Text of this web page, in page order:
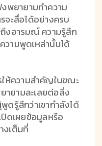
พยายามทำความ
จะสื่อได้อย่างครบ
งอารมณ์ ความรู้สึก
วามพูดเหล่านั้นได้
ให้ความสำคัญในขณะ
ยามละเลยต่อสิ่ง
ดรู้สึกว่าเขากำลังได้
ปิดเผยข้อมูลหรือ
งเต็มที่